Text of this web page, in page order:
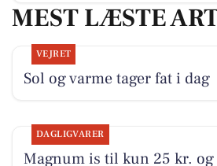
MEST LÆSTE
VEJRET
Sol og varme tager fat i dag
DAGLIGVARER
Magnum is til kun 25 kr.